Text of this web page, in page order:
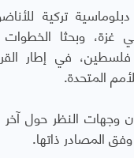
تركية
غزة، وبحثا الخطوات
فلسطين، في إطار
المتحدة.
وجهات النظر حول
المصادر ذاتها.